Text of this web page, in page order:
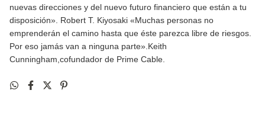
nuevas direcciones y del nuevo futuro financiero que están a tu
disposición». Robert T. Kiyosaki «Muchas personas no
emprenderán el camino hasta que éste parezca libre de riesgos.
Por eso jamás van a ninguna parte».Keith
Cunningham,cofundador de Prime Cable.